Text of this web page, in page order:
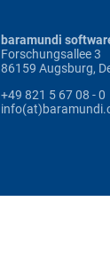
baramundi
Forschungsallee 3
86159 Augsburg,
+49 821 5 67 08 - 0